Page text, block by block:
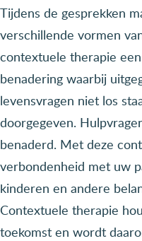
Tijdens de gesprekken
verschillende vormen
contextuele therapie
benadering waarbij
levensvragen niet los
doorgegeven.
benaderd. Met deze
verbondenheid met uw
kinderen en andere
Contextuele therapie
toekomst en wordt